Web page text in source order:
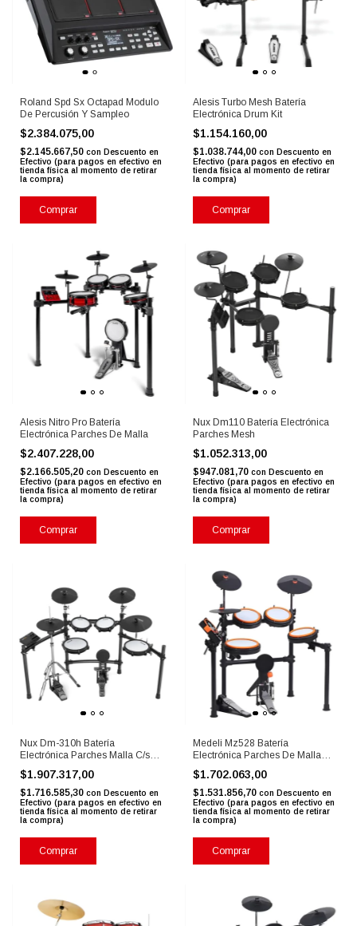
Roland Spd Sx Octapad Modulo
De Percusión Y Sampleo
$2.384.075,00
$2.145.667,50 con Descuento en
Efectivo (para pagos en efectivo en
tienda física al momento de retirar
la compra)
Comprar
Alesis Turbo Mesh Batería
Electrónica Drum Kit
$1.154.160,00
$1.038.744,00 con Descuento en
Efectivo (para pagos en efectivo en
tienda física al momento de retirar
la compra)
Comprar
Alesis Nitro Pro Batería
Electrónica Parches De Malla
$2.407.228,00
$2.166.505,20 con Descuento en
Efectivo (para pagos en efectivo en
tienda física al momento de retirar
la compra)
Comprar
Nux Dm110 Batería Electrónica
Parches Mesh
$1.052.313,00
$947.081,70 con Descuento en
Efectivo (para pagos en efectivo en
tienda física al momento de retirar
la compra)
Comprar
Nux Dm-310h Batería
Electrónica Parches Malla C/sop
Hihat
$1.907.317,00
$1.716.585,30 con Descuento en
Efectivo (para pagos en efectivo en
tienda física al momento de retirar
la compra)
Comprar
Medeli Mz528 Batería
Electrónica Parches De Malla
Dual Zone
$1.702.063,00
$1.531.856,70 con Descuento en
Efectivo (para pagos en efectivo en
tienda física al momento de retirar
la compra)
Comprar